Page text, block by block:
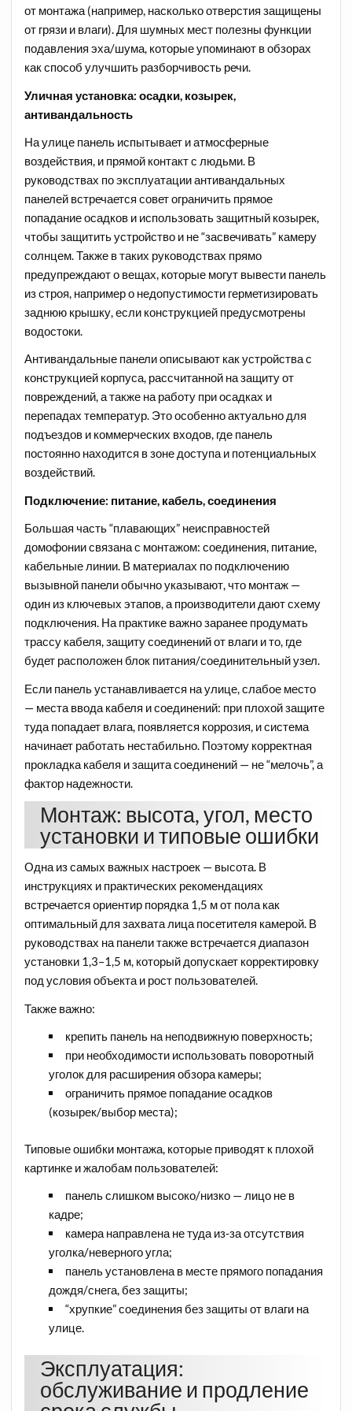
от монтажа (например, насколько отверстия защищены
от грязи и влаги). Для шумных мест полезны функции
подавления эха/шума, которые упоминают в обзорах
как способ улучшить разборчивость речи.
Уличная установка: осадки, козырек,
антивандальность
На улице панель испытывает и атмосферные
воздействия, и прямой контакт с людьми. В
руководствах по эксплуатации антивандальных
панелей встречается совет ограничить прямое
попадание осадков и использовать защитный козырек,
чтобы защитить устройство и не “засвечивать” камеру
солнцем. Также в таких руководствах прямо
предупреждают о вещах, которые могут вывести панель
из строя, например о недопустимости герметизировать
заднюю крышку, если конструкцией предусмотрены
водостоки.​
Антивандальные панели описывают как устройства с
конструкцией корпуса, рассчитанной на защиту от
повреждений, а также на работу при осадках и
перепадах температур. Это особенно актуально для
подъездов и коммерческих входов, где панель
постоянно находится в зоне доступа и потенциальных
воздействий.​
Подключение: питание, кабель, соединения
Большая часть “плавающих” неисправностей
домофонии связана с монтажом: соединения, питание,
кабельные линии. В материалах по подключению
вызывной панели обычно указывают, что монтаж —
один из ключевых этапов, а производители дают схему
подключения. На практике важно заранее продумать
трассу кабеля, защиту соединений от влаги и то, где
будет расположен блок питания/соединительный узел.
Если панель устанавливается на улице, слабое место
— места ввода кабеля и соединений: при плохой защите
туда попадает влага, появляется коррозия, и система
начинает работать нестабильно. Поэтому корректная
прокладка кабеля и защита соединений — не “мелочь”, а
фактор надежности.​
Монтаж: высота, угол, место
установки и типовые ошибки
Одна из самых важных настроек — высота. В
инструкциях и практических рекомендациях
встречается ориентир порядка 1,5 м от пола как
оптимальный для захвата лица посетителя камерой. В
руководствах на панели также встречается диапазон
установки 1,3–1,5 м, который допускает корректировку
под условия объекта и рост пользователей.
Также важно:
крепить панель на неподвижную поверхность;​
при необходимости использовать поворотный
уголок для расширения обзора камеры;​
ограничить прямое попадание осадков
(козырек/выбор места);​
Типовые ошибки монтажа, которые приводят к плохой
картинке и жалобам пользователей:
панель слишком высоко/низко — лицо не в
кадре;
камера направлена не туда из‑за отсутствия
уголка/неверного угла;​
панель установлена в месте прямого попадания
дождя/снега, без защиты;​
“хрупкие” соединения без защиты от влаги на
улице.​
Эксплуатация:
обслуживание и продление